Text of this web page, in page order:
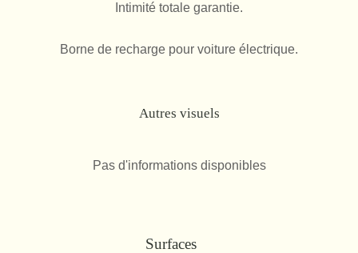
Intimité totale garantie.
Borne de recharge pour voiture électrique.
Autres visuels
Pas d'informations disponibles
Surfaces